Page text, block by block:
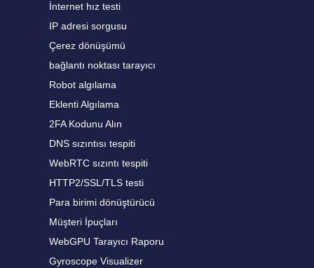
İnternet hız testi
IP adresi sorgusu
Çerez dönüşümü
bağlantı noktası tarayıcı
Robot algılama
Eklenti Algılama
2FA Kodunu Alın
DNS sızıntısı tespiti
WebRTC sızıntı tespiti
HTTP2/SSL/TLS testi
Para birimi dönüştürücü
Müşteri İpuçları
WebGPU Tarayıcı Raporu
Gyroscope Visualizer